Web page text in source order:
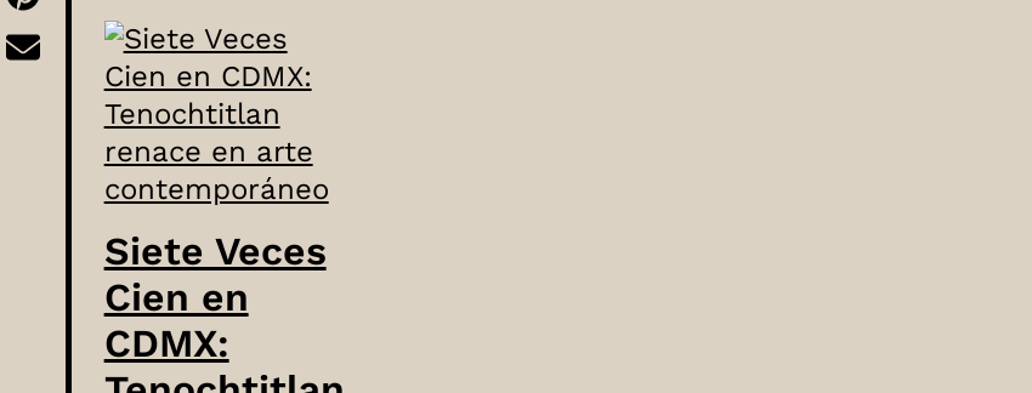
Siete Veces
Cien en
CDMX: